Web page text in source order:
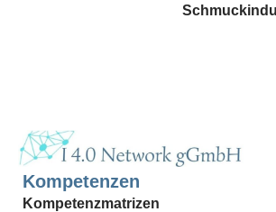
Kompetenzen
Kompetenzmatrizen